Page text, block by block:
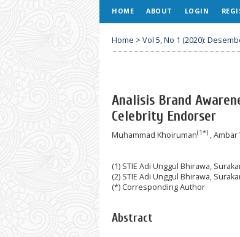
HOME ABOUT LOGIN
Home > Vol 5, No 1 (2020):
Analisis Brand
Celebrity Endorser
Muhammad Khoiruman(1*) , Ambar
(1) STIE Adi Unggul Bhirawa,
(2) STIE Adi Unggul Bhirawa,
(*) Corresponding Author
Abstract